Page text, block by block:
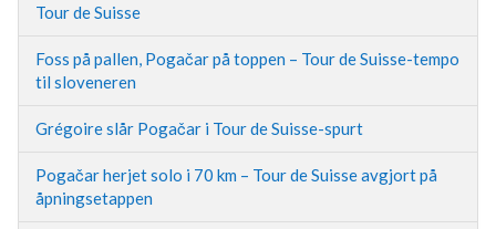
Tour de Suisse
Foss på pallen, Pogačar på toppen – Tour de Suisse-tempo
til sloveneren
Grégoire slår Pogačar i Tour de Suisse-spurt
Pogačar herjet solo i 70 km – Tour de Suisse avgjort på
åpningsetappen